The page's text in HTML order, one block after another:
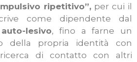
ripetitivo”, per cui il
come dipendente dal
lesivo, fino a farne un
della propria identità con
di contatto con altri